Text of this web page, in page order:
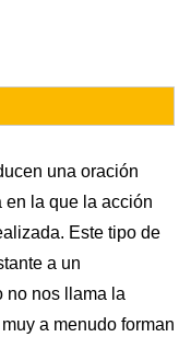
una oración
en la que la acción
Este tipo de
a un
no nos llama la
a menudo forman